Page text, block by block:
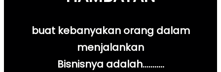
buat kebanyakan orang dalam
menjalankan
Bisnisnya adalah………..